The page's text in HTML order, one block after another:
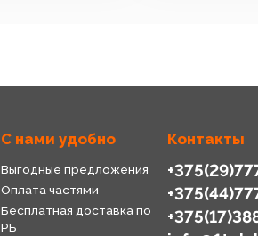
С нами удобно
Выгодные предложения
Оплата частями
Бесплатная доставка по
РБ
Контакты